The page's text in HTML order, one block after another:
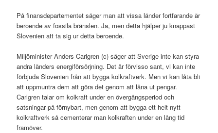
På finansdepartementet säger man att vissa länder fortfarande är
beroende av fossila bränslen. Ja, men detta hjälper ju knappast
Slovenien att ta sig ur detta beroende.
Miljöminister Anders Carlgren (c) säger att Sverige inte kan styra
andra länders energiförsörjning. Det är förvisso sant, vi kan inte
förbjuda Slovenien från att bygga kolkraftverk. Men vi kan låta bli
att uppmuntra dem att göra det genom att låna ut pengar.
Carlgren talar om kolkraft under en övergångsperiod och
satsningar på förnybart, men genom att bygga ett helt nytt
kolkraftverk så cementerar man kolkraften under en lång tid
framöver.